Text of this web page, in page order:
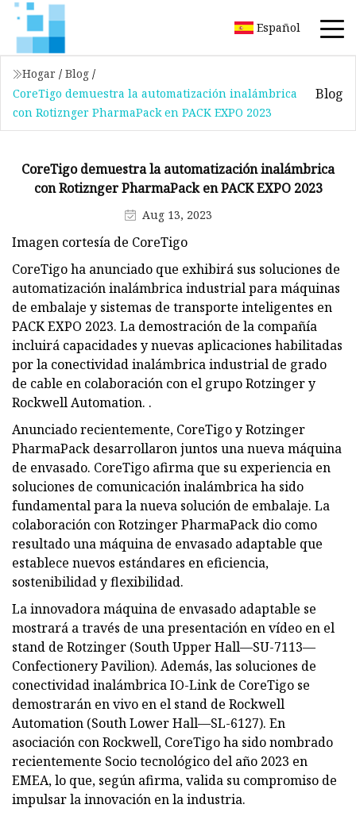
Español
Hogar / Blog /
CoreTigo demuestra la automatización inalámbrica
con Rotiznger PharmaPack en PACK EXPO 2023
Blog
CoreTigo demuestra la automatización inalámbrica
con Rotiznger PharmaPack en PACK EXPO 2023
Aug 13, 2023
Imagen cortesía de CoreTigo
CoreTigo ha anunciado que exhibirá sus soluciones de
automatización inalámbrica industrial para máquinas
de embalaje y sistemas de transporte inteligentes en
PACK EXPO 2023. La demostración de la compañía
incluirá capacidades y nuevas aplicaciones habilitadas
por la conectividad inalámbrica industrial de grado
de cable en colaboración con el grupo Rotzinger y
Rockwell Automation. .
Anunciado recientemente, CoreTigo y Rotzinger
PharmaPack desarrollaron juntos una nueva máquina
de envasado. CoreTigo afirma que su experiencia en
soluciones de comunicación inalámbrica ha sido
fundamental para la nueva solución de embalaje. La
colaboración con Rotzinger PharmaPack dio como
resultado una máquina de envasado adaptable que
establece nuevos estándares en eficiencia,
sostenibilidad y flexibilidad.
La innovadora máquina de envasado adaptable se
mostrará a través de una presentación en vídeo en el
stand de Rotzinger (South Upper Hall—SU-7113—
Confectionery Pavilion). Además, las soluciones de
conectividad inalámbrica IO-Link de CoreTigo se
demostrarán en vivo en el stand de Rockwell
Automation (South Lower Hall—SL-6127). En
asociación con Rockwell, CoreTigo ha sido nombrado
recientemente Socio tecnológico del año 2023 en
EMEA, lo que, según afirma, valida su compromiso de
impulsar la innovación en la industria.